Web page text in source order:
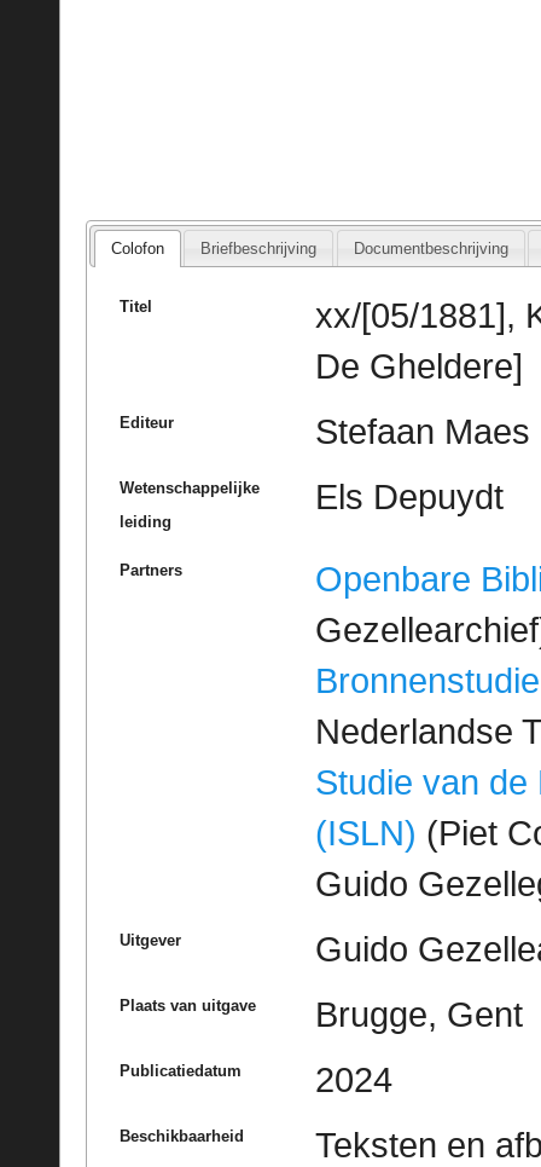
Colofon Briefbeschrijving Documentbeschrijving
Titel
xx/[05/1881],
De Gheldere]
Editeur Stefaan Maes
Wetenschappelijke
leiding
Els Depuydt
Partners
Openbare
Bronnenstudie
Nederlandse
Studie van de
(ISLN) (Piet
Guido
Uitgever Guido
Plaats van uitgave Brugge, Gent
Publicatiedatum 2024
Beschikbaarheid
Teksten en